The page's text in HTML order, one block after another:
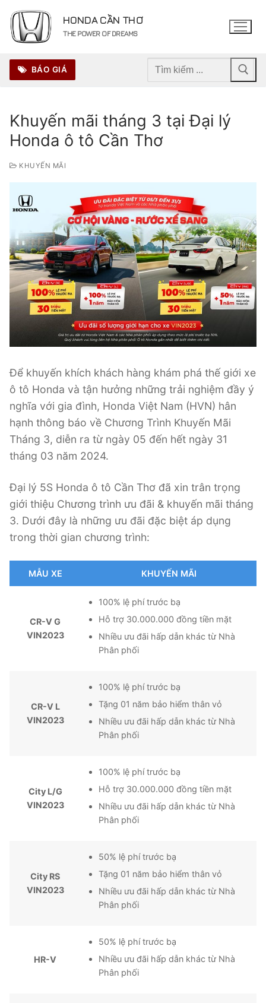
đến
nội
HONDA CẦN THƠ
THE POWER OF DREAMS
BÁO GIÁ
Tìm
Khuyến mãi tháng 3 tại Đại lý
Honda ô tô Cần Thơ
KHUYẾN MÃI
Để khuyến khích khách hàng khám phá thế giới xe
ô tô Honda và tận hưởng những trải nghiệm đầy ý
nghĩa với gia đình, Honda Việt Nam (HVN) hân
hạnh thông báo về Chương Trình Khuyến Mãi
Tháng 3, diễn ra từ ngày 05 đến hết ngày 31
tháng 03 năm 2024.
Đại lý 5S Honda ô tô Cần Thơ đã xin trân trọng
giới thiệu Chương trình ưu đãi & khuyến mãi tháng
3. Dưới đây là những ưu đãi đặc biệt áp dụng
trong thời gian chương trình:
MẪU XE KHUYẾN MÃI
CR-V G
VIN2023
100% lệ phí trước bạ
Hỗ trợ 30.000.000 đồng tiền mặt
Nhiều ưu đãi hấp dẫn khác từ Nhà
Phân phối
CR-V L
VIN2023
100% lệ phí trước bạ
Tặng 01 năm bảo hiểm thân vỏ
Nhiều ưu đãi hấp dẫn khác từ Nhà
Phân phối
City L/G
VIN2023
100% lệ phí trước bạ
Hỗ trợ 30.000.000 đồng tiền mặt
Nhiều ưu đãi hấp dẫn khác từ Nhà
Phân phối
City RS
VIN2023
50% lệ phí trước bạ
Tặng 01 năm bảo hiểm thân vỏ
Nhiều ưu đãi hấp dẫn khác từ Nhà
Phân phối
HR-V
50% lệ phí trước bạ
Nhiều ưu đãi hấp dẫn khác từ Nhà
Phân phối